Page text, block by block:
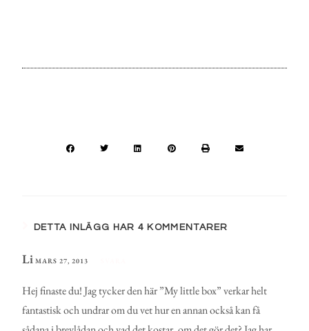
DETTA INLÄGG HAR 4 KOMMENTARER
Li MARS 27, 2013
Hej finaste du! Jag tycker den här ”My little box” verkar helt
fantastisk och undrar om du vet hur en annan också kan få